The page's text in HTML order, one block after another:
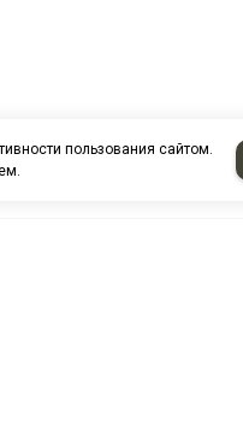
пользования сайтом.